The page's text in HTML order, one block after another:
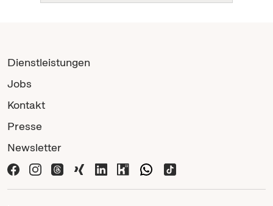
Dienstleistungen
Jobs
Kontakt
Presse
Newsletter